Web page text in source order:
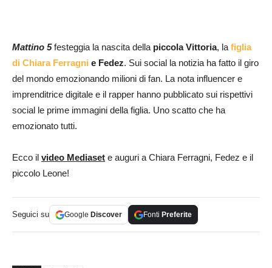
Mattino 5festeggia la nascita della piccola Vittoria, lafiglia
di Chiara Ferragni e Fedez. Sui social la notizia ha fatto il giro
del mondo emozionando milioni di fan. La nota influencer e
imprenditrice digitale e il rapper hanno pubblicato sui rispettivi
social le prime immagini della figlia. Uno scatto che ha
emozionato tutti.
Ecco il video Mediaset e auguri a Chiara Ferragni, Fedez e il
piccolo Leone!
Seguici su Google Discover Fonti Preferite